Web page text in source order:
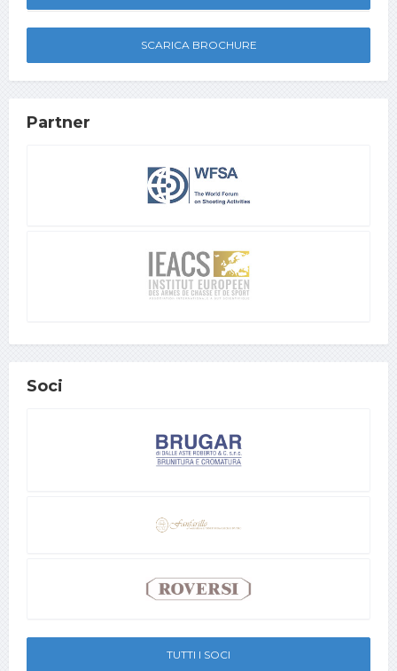
SCARICA BROCHURE
Partner
Soci
TUTTI I SOCI